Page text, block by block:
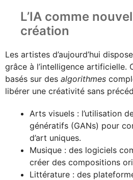
L’IA comme
création
Les artistes d’aujourd’hui
grâce à l’intelligence artificielle.
basés sur des algorithmes
libérer une créativité sans
Arts visuels : l’utilisation
génératifs (GANs) pour
d’art uniques.
Musique : des logiciels
créer des compositions
Littérature : des